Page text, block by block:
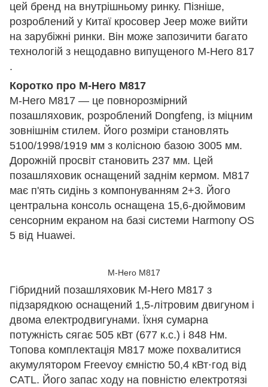
цей бренд на внутрішньому ринку. Пізніше,
розроблений у Китаї кросовер Jeep може вийти
на зарубіжні ринки. Він може запозичити багато
технологій з нещодавно випущеного M-Hero 817
.
Коротко про M-Hero M817
M-Hero M817 — це повнорозмірний
позашляховик, розроблений Dongfeng, із міцним
зовнішнім стилем. Його розміри становлять
5100/1998/1919 мм з колісною базою 3005 мм.
Дорожній просвіт становить 237 мм. Цей
позашляховик оснащений заднім кермом. M817
має п'ять сидінь з компонуванням 2+3. Його
центральна консоль оснащена 15,6-дюймовим
сенсорним екраном на базі системи Harmony OS
5 від Huawei.
M-Hero M817
Гібридний позашляховик M-Hero M817 з
підзарядкою оснащений 1,5-літровим двигуном і
двома електродвигунами. Їхня сумарна
потужність сягає 505 кВт (677 к.с.) і 848 Нм.
Топова комплектація M817 може похвалитися
акумулятором Freevoy ємністю 50,4 кВт⋅год від
CATL. Його запас ходу на повністю електротязі